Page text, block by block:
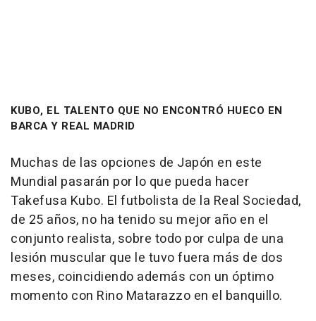
KUBO, EL TALENTO QUE NO ENCONTRÓ HUECO EN
BARCA Y REAL MADRID
Muchas de las opciones de Japón en este
Mundial pasarán por lo que pueda hacer
Takefusa Kubo. El futbolista de la Real Sociedad,
de 25 años, no ha tenido su mejor año en el
conjunto realista, sobre todo por culpa de una
lesión muscular que le tuvo fuera más de dos
meses, coincidiendo además con un óptimo
momento con Rino Matarazzo en el banquillo.